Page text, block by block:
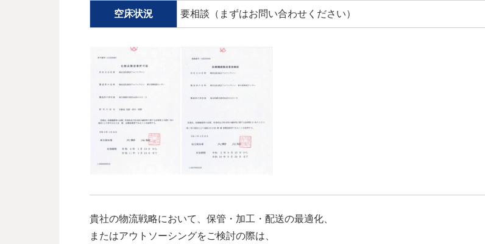
空床状況 要相談（まずはお問い合わせください）
貴社の物流戦略において、保管・加工・配送の最適化、
またはアウトソーシングをご検討の際は、